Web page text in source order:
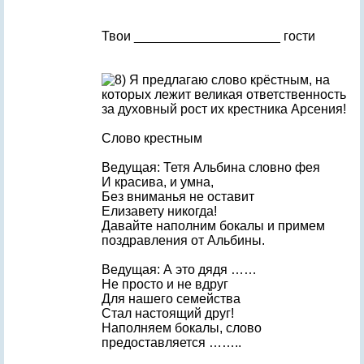
Твои ____________________ гости
Я предлагаю слово крёстным, на
которых лежит великая ответственность
за духовный рост их крестника Арсения!
Слово крестным
Ведущая: Тетя Альбина словно фея
И красива, и умна,
Без вниманья не оставит
Елизавету никогда!
Давайте наполним бокалы и примем
поздравления от Альбины.
Ведущая: А это дядя ……
Не просто и не вдруг
Для нашего семейства
Стал настоящий друг!
Наполняем бокалы, слово
предоставляется ……..